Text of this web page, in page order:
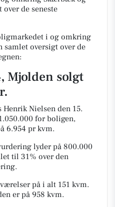
de seneste
i og omkring
oversigt over de
Mjolden solgt
Henrik Nielsen den 15.
for boligen,
6.954 pr kvm.
lyder på 800.000
til 31% over den
på i alt 151 kvm.
er på 958 kvm.